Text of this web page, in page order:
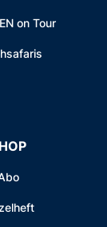
on Tour